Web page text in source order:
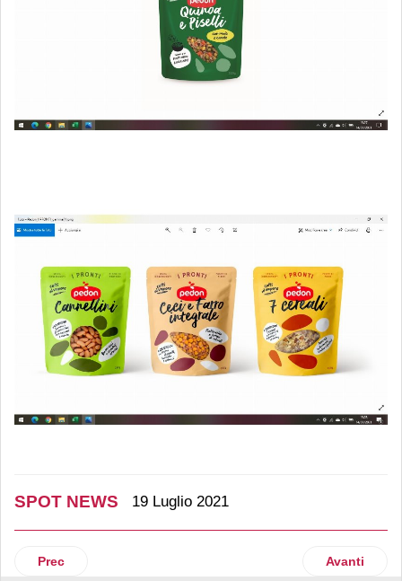
SPOT NEWS 19 Luglio 2021
Articolo precedente: Digitalizzare la catena alimentare
Prec Articolo
Avanti